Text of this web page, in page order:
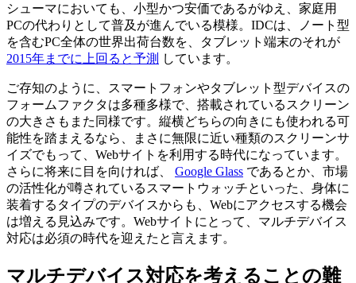
シューマにおいても、小型かつ安価であるがゆえ、家庭用
PCの代わりとして普及が進んでいる模様。IDCは、ノート型
を含むPC全体の世界出荷台数を、タブレット端末のそれが
2015年までに上回ると予測 しています。
ご存知のように、スマートフォンやタブレット型デバイスの
フォームファクタは多種多様で、搭載されているスクリーン
の大きさもまた同様です。縦横どちらの向きにも使われる可
能性を踏まえるなら、まさに無限に近い種類のスクリーンサ
イズでもって、Webサイトを利用する時代になっています。
さらに将来に目を向ければ、 Google Glass であるとか、市場
の活性化が噂されているスマートウォッチといった、身体に
装着するタイプのデバイスからも、Webにアクセスする機会
は増える見込みです。Webサイトにとって、マルチデバイス
対応は必須の時代を迎えたと言えます。
マルチデバイス対応を考えることの難